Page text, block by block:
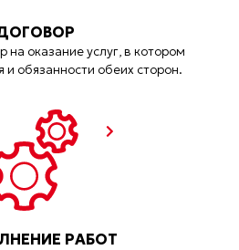
оказание услуг, в котором
и обязанности обеих сторон.
РАБОТ